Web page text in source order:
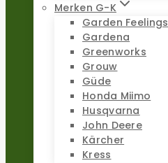
Merken G-K
Garden Feelings
Gardena
Greenworks
Grouw
Güde
Honda Miimo
Husqvarna
John Deere
Kärcher
Kress